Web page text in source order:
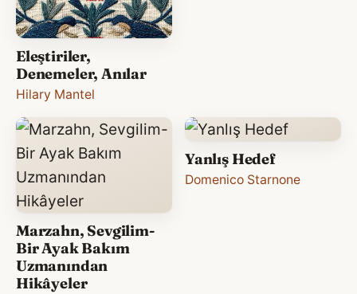
Eleştiriler,
Denemeler, Anılar
Hilary Mantel
Marzahn, Sevgilim-
Bir Ayak Bakım
Uzmanından
Hikâyeler
Yanlış Hedef
Domenico Starnone